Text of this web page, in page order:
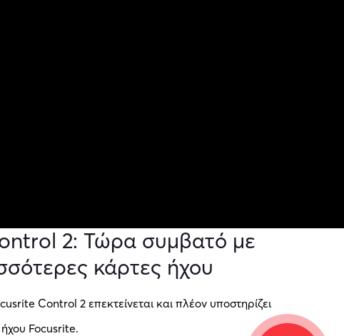
2: Τώρα συμβατό με
κάρτες ήχου
Control 2 επεκτείνεται και πλέον υποστηρίζει
Focusrite.